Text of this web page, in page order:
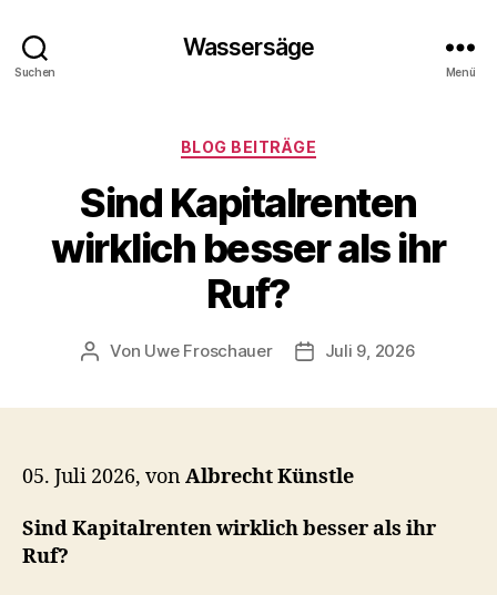
Suchen
Wassersäge
Menü
Kategorien
BLOG BEITRÄGE
Sind Kapitalrenten
wirklich besser als ihr
Ruf?
Beitragsautor
Von Uwe Froschauer Beitragsdatum
Juli 9, 2026
05. Juli 2026, vonAlbrecht Künstle
Sind Kapitalrenten wirklich besser als ihr
Ruf?